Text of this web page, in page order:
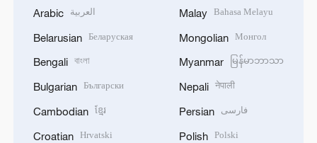
Arabic العربية
Belarusian Беларуская
Bengali বাংলা
Bulgarian Български
Cambodian ខ្មែរ
Croatian Hrvatski
Malay Bahasa Melayu
Mongolian Монгол
Myanmar မြန်မာဘာသာ
Nepali नेपाली
Persian فارسی
Polish Polski